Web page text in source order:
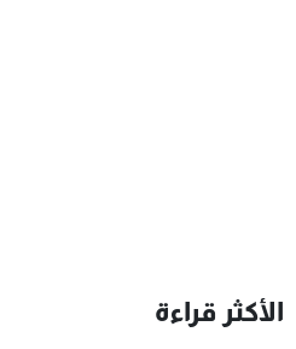
الأكثر قراءة
جدول البرامج
شاهد البرامج